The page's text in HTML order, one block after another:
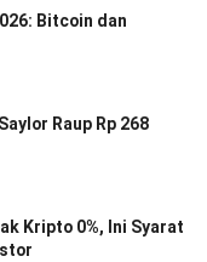
Bitcoin dan
Raup Rp 268
Kripto 0%, Ini Syarat